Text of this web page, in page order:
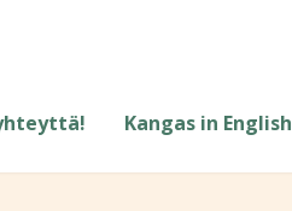
Kangas in English